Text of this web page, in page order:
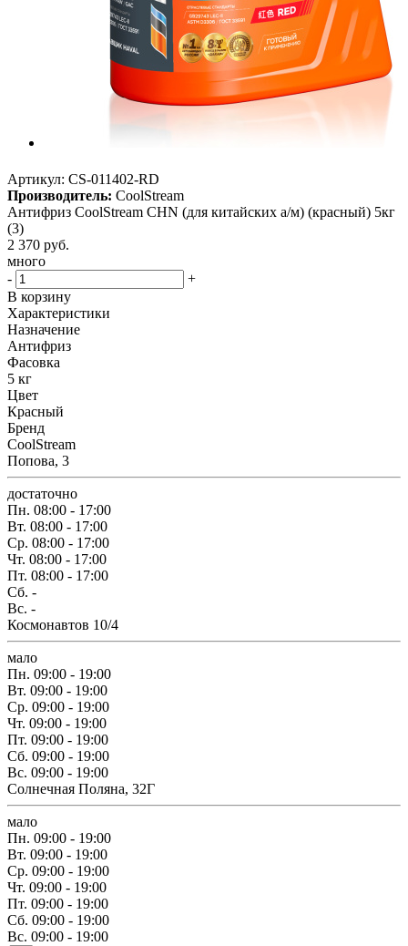
Артикул: CS-011402-RD
Производитель: CoolStream
Антифриз CoolStream CHN (для китайских а/м) (красный) 5кг
(3)
2 370 руб.
много
-
+
В корзину
Характеристики
Назначение
Антифриз
Фасовка
5 кг
Цвет
Красный
Бренд
CoolStream
Попова, 3
достаточно
Пн. 08:00 - 17:00
Вт. 08:00 - 17:00
Ср. 08:00 - 17:00
Чт. 08:00 - 17:00
Пт. 08:00 - 17:00
Сб. -
Вс. -
Космонавтов 10/4
мало
Пн. 09:00 - 19:00
Вт. 09:00 - 19:00
Ср. 09:00 - 19:00
Чт. 09:00 - 19:00
Пт. 09:00 - 19:00
Сб. 09:00 - 19:00
Вс. 09:00 - 19:00
Солнечная Поляна, 32Г
мало
Пн. 09:00 - 19:00
Вт. 09:00 - 19:00
Ср. 09:00 - 19:00
Чт. 09:00 - 19:00
Пт. 09:00 - 19:00
Сб. 09:00 - 19:00
Вс. 09:00 - 19:00